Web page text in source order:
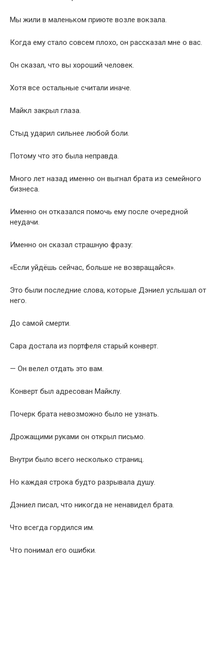
Мы жили в маленьком приюте возле вокзала.
Когда ему стало совсем плохо, он рассказал мне о вас.
Он сказал, что вы хороший человек.
Хотя все остальные считали иначе.
Майкл закрыл глаза.
Стыд ударил сильнее любой боли.
Потому что это была неправда.
Много лет назад именно он выгнал брата из семейного
бизнеса.
Именно он отказался помочь ему после очередной
неудачи.
Именно он сказал страшную фразу:
«Если уйдёшь сейчас, больше не возвращайся».
Это были последние слова, которые Дэниел услышал от
него.
До самой смерти.
Сара достала из портфеля старый конверт.
— Он велел отдать это вам.
Конверт был адресован Майклу.
Почерк брата невозможно было не узнать.
Дрожащими руками он открыл письмо.
Внутри было всего несколько страниц.
Но каждая строка будто разрывала душу.
Дэниел писал, что никогда не ненавидел брата.
Что всегда гордился им.
Что понимал его ошибки.